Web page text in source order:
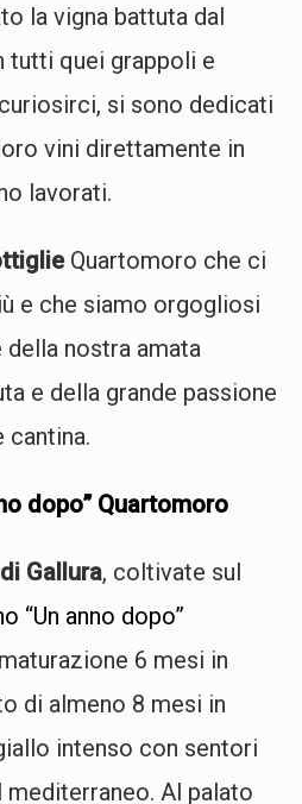
la vigna battuta dal
tutti quei grappoli e
si sono dedicati
vini direttamente in
lavorati.
Quartomoro che ci
e che siamo orgogliosi
nostra amata
e della grande passione
cantina.
dopo” Quartomoro
Gallura, coltivate sul
“Un anno dopo”
6 mesi in
di almeno 8 mesi in
intenso con sentori
Al palato